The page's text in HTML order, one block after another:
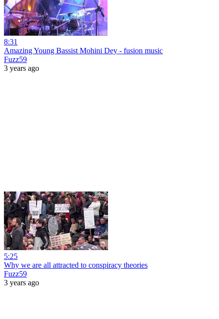
8:31
Amazing Young Bassist Mohini Dey - fusion music
Fuzz59
3 years ago
5:25
Why we are all attracted to conspiracy theories
Fuzz59
3 years ago